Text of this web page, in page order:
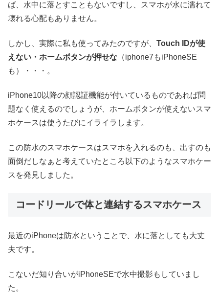
ば、水中に落とすこともないですし、スマホが水に濡れて
壊れる心配もありません。
しかし、実際に私も使ってみたのですが、 Touch IDが使
えない・ホームボタンが押せな （iphone7もiPhoneSE
も）・・・。
iPhone10以降の顔認証機能が付いているものであれば問
題なく使えるのでしょうが、ホームボタンが使えないスマ
ホケースは使うたびにイライラします。
この防水のスマホケースはスマホを入れるのも、出すのも
面倒だしなぁと考えていたところ以下のようなスマホケー
スを発見しました。
コードリールで体と連結するスマホケース
最近のiPhoneは防水ということで、水に落としても大丈
夫です。
こないだ知り合いがiPhoneSEで水中撮影もしていまし
た。